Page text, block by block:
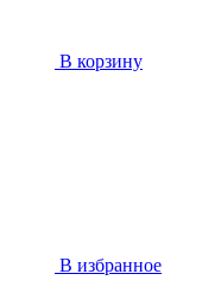
В корзину
В избранное